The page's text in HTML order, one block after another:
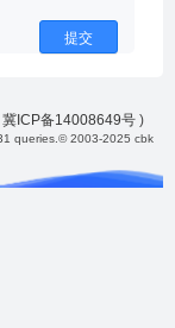
提交
冀ICP备14008649号)
queries. © 2003-2025 cbk